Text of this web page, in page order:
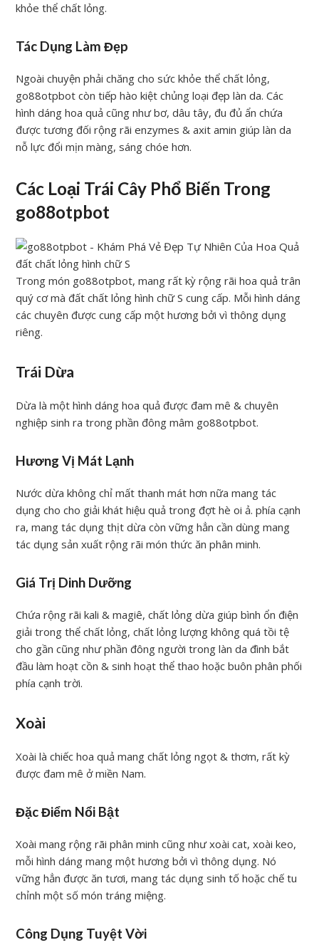
khỏe thể chất lỏng.
Tác Dụng Làm Đẹp
Ngoài chuyện phải chăng cho sức khỏe thể chất lỏng,
go88otpbot còn tiếp hào kiệt chủng loại đẹp làn da. Các
hình dáng hoa quả cũng như bơ, dâu tây, đu đủ ẩn chứa
được tương đối rộng rãi enzymes & axit amin giúp làn da
nỗ lực đổi mịn màng, sáng chóe hơn.
Các Loại Trái Cây Phổ Biến Trong
go88otpbot
Trong món go88otpbot, mang rất kỳ rộng rãi hoa quả trân
quý cơ mà đất chất lỏng hình chữ S cung cấp. Mỗi hình dáng
các chuyên được cung cấp một hương bởi vì thông dụng
riêng.
Trái Dừa
Dừa là một hình dáng hoa quả được đam mê & chuyên
nghiệp sinh ra trong phần đông mâm go88otpbot.
Hương Vị Mát Lạnh
Nước dừa không chỉ mất thanh mát hơn nữa mang tác
dụng cho cho giải khát hiệu quả trong đợt hè oi ả. phía cạnh
ra, mang tác dụng thịt dừa còn vững hẳn cần dùng mang
tác dụng sản xuất rộng rãi món thức ăn phân minh.
Giá Trị Dinh Dưỡng
Chứa rộng rãi kali & magiê, chất lỏng dừa giúp bình ổn điện
giải trong thể chất lỏng, chất lỏng lượng không quá tồi tệ
cho gần cũng như phần đông người trong làn da đình bắt
đầu làm hoạt cồn & sinh hoạt thể thao hoặc buôn phân phối
phía cạnh trời.
Xoài
Xoài là chiếc hoa quả mang chất lỏng ngọt & thơm, rất kỳ
được đam mê ở miền Nam.
Đặc Điểm Nổi Bật
Xoài mang rộng rãi phân minh cũng như xoài cat, xoài keo,
mỗi hình dáng mang một hương bởi vì thông dụng. Nó
vững hẳn được ăn tươi, mang tác dụng sinh tố hoặc chế tu
chỉnh một số món tráng miệng.
Công Dụng Tuyệt Vời